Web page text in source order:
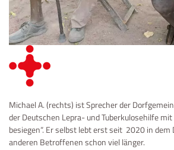
Michael A. (rechts) ist Sprecher der
der Deutschen Lepra- und Tuberkulosehilfe
besiegen“. Er selbst lebt erst seit 2020 in dem
anderen Betroffenen schon viel länger.